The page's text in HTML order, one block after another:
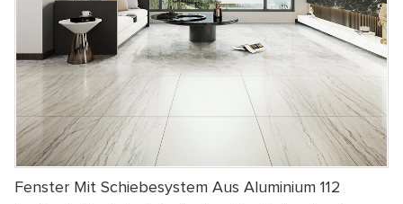
Fenster Mit Schiebesystem Aus Aluminium 112